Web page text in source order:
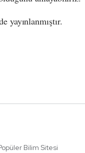
yayınlanmıştır.
Bilim Sitesi